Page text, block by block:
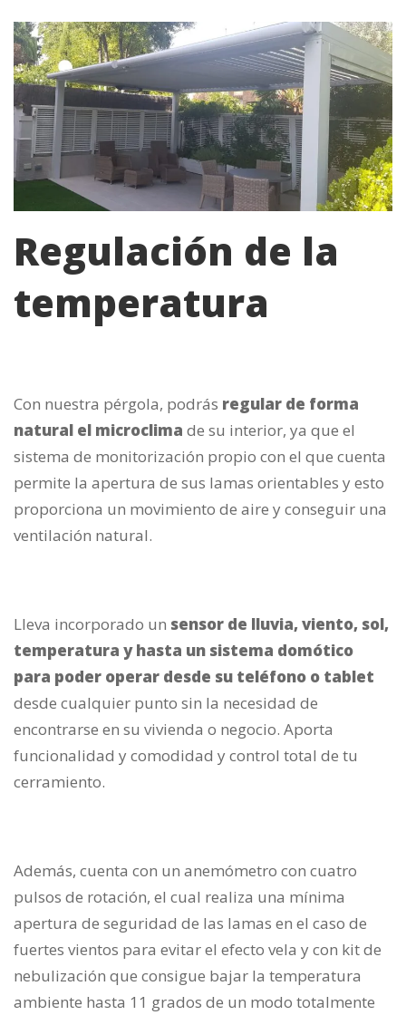
Regulación de la
temperatura
Con nuestra pérgola, podrás regular de forma
natural el microclima de su interior, ya que el
sistema de monitorización propio con el que cuenta
permite la apertura de sus lamas orientables y esto
proporciona un movimiento de aire y conseguir una
ventilación natural.
Lleva incorporado un sensor de lluvia, viento, sol,
temperatura y hasta un sistema domótico
para poder operar desde su teléfono o tablet
desde cualquier punto sin la necesidad de
encontrarse en su vivienda o negocio. Aporta
funcionalidad y comodidad y control total de tu
cerramiento.
Además, cuenta con un anemómetro con cuatro
pulsos de rotación, el cual realiza una mínima
apertura de seguridad de las lamas en el caso de
fuertes vientos para evitar el efecto vela y con kit de
nebulización que consigue bajar la temperatura
ambiente hasta 11 grados de un modo totalmente